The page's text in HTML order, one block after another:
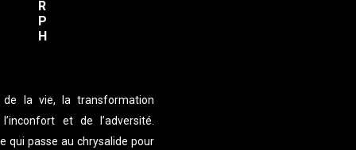
R
P
H
la vie, la transformation
et de l’adversité.
qui passe au chrysalide pour